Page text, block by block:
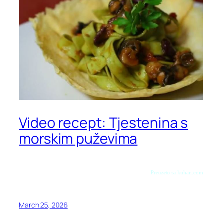
Video recept: Tjestenina s
morskim puževima
Preuzeto sa kuhari.com
March 25, 2026